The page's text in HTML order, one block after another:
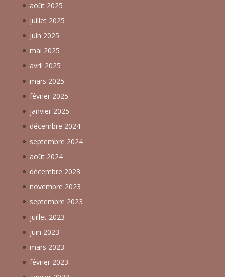
août 2025
juillet 2025
juin 2025
mai 2025
avril 2025
mars 2025
février 2025
janvier 2025
décembre 2024
septembre 2024
août 2024
décembre 2023
novembre 2023
septembre 2023
juillet 2023
juin 2023
mars 2023
février 2023